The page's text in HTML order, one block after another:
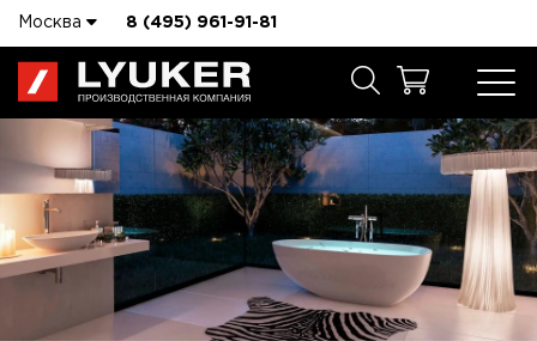
Москва 8 (495) 961-91-81